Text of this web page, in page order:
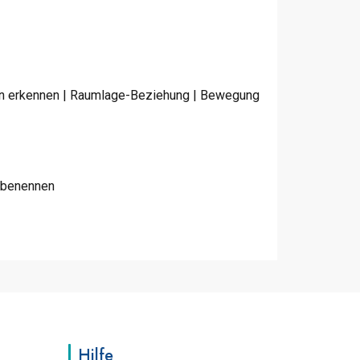
| Raumlage-Beziehung | Bewegung